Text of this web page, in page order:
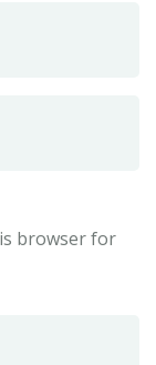
browser for